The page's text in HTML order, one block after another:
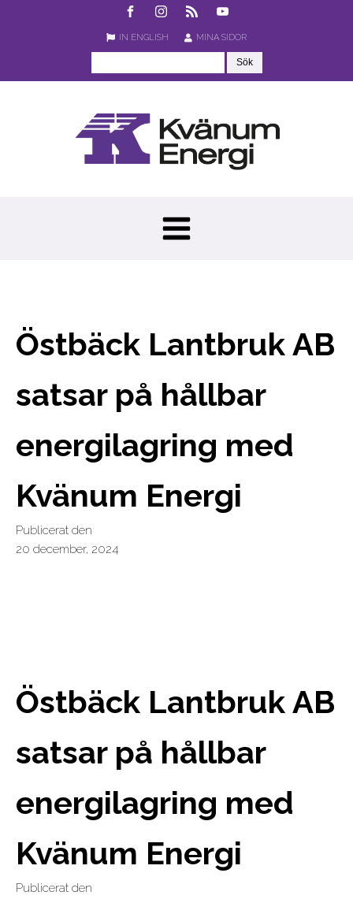
IN ENGLISH MINA SIDOR
Östbäck Lantbruk AB
satsar på hållbar
energilagring med
Kvänum Energi
Publicerat den
20 december, 2024
Östbäck Lantbruk AB
satsar på hållbar
energilagring med
Kvänum Energi
Publicerat den